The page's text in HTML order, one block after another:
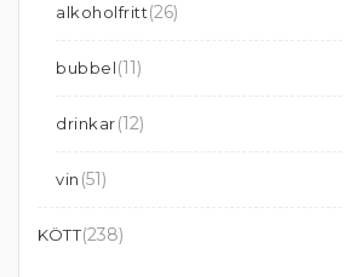
alkoholfritt(26)
bubbel(11)
drinkar(12)
vin (51)
KÖTT(238)